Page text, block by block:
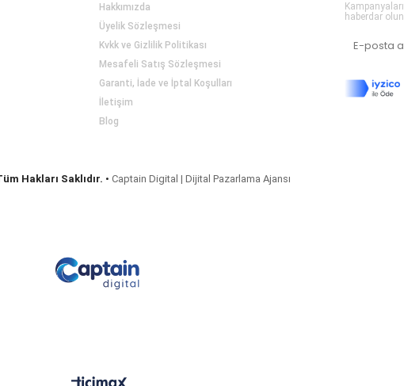
Hakkımızda
Üyelik Sözleşmesi
Kvkk ve Gizlilik Politikası
Mesafeli Satış Sözleşmesi
Garanti, İade ve İptal Koşulları
İletişim
Blog
haberdar
Hakları Saklıdır. • Captain Digital | Dijital Pazarlama Ajansı